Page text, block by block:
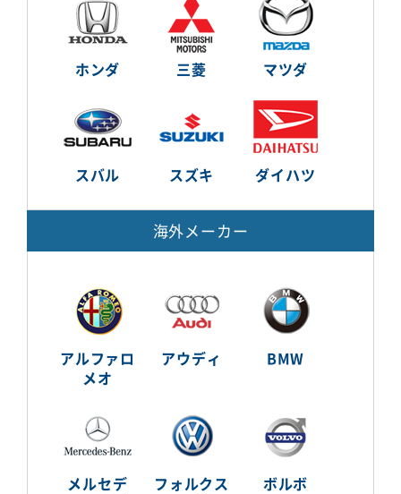
ホンダ 三菱 マツダ
スバル スズキ ダイハツ
海外メーカー
アルファロ
メオ
アウディ BMW
メルセデ
フォルクス
ボルボ